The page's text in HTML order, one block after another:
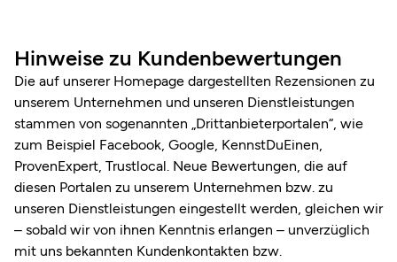
Hinweise zu Kundenbewertungen
Die auf unserer Homepage dargestellten Rezensionen zu
unserem Unternehmen und unseren Dienstleistungen
stammen von sogenannten „Drittanbieterportalen“, wie
zum Beispiel Facebook, Google, KennstDuEinen,
ProvenExpert, Trustlocal. Neue Bewertungen, die auf
diesen Portalen zu unserem Unternehmen bzw. zu
unseren Dienstleistungen eingestellt werden, gleichen wir
– sobald wir von ihnen Kenntnis erlangen – unverzüglich
mit uns bekannten Kundenkontakten bzw.